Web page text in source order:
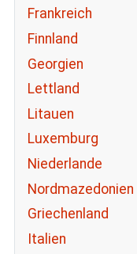
Frankreich
Finnland
Georgien
Lettland
Litauen
Luxemburg
Niederlande
Nordmazedonien
Griechenland
Italien